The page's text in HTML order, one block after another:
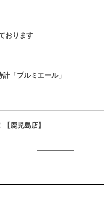
おります
「プルミエール」
鹿児島店】